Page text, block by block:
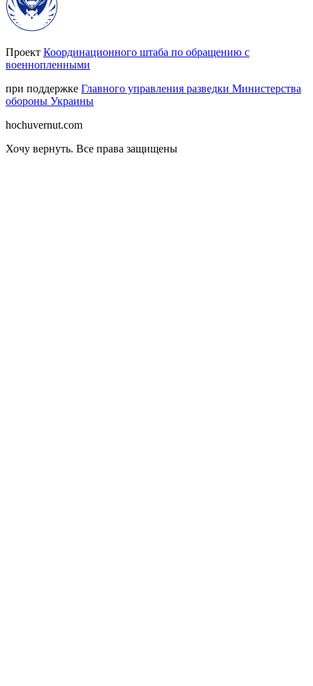
Проект Координационного штаба по обращению с
военнопленными
при поддержке Главного управления разведки Министерства
обороны Украины
hochuvernut.com
Хочу вернуть. Все права защищены